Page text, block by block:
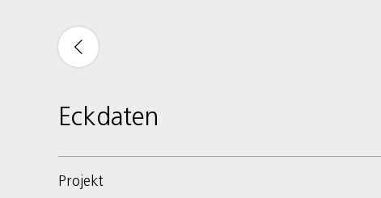
Eckdaten
Projekt